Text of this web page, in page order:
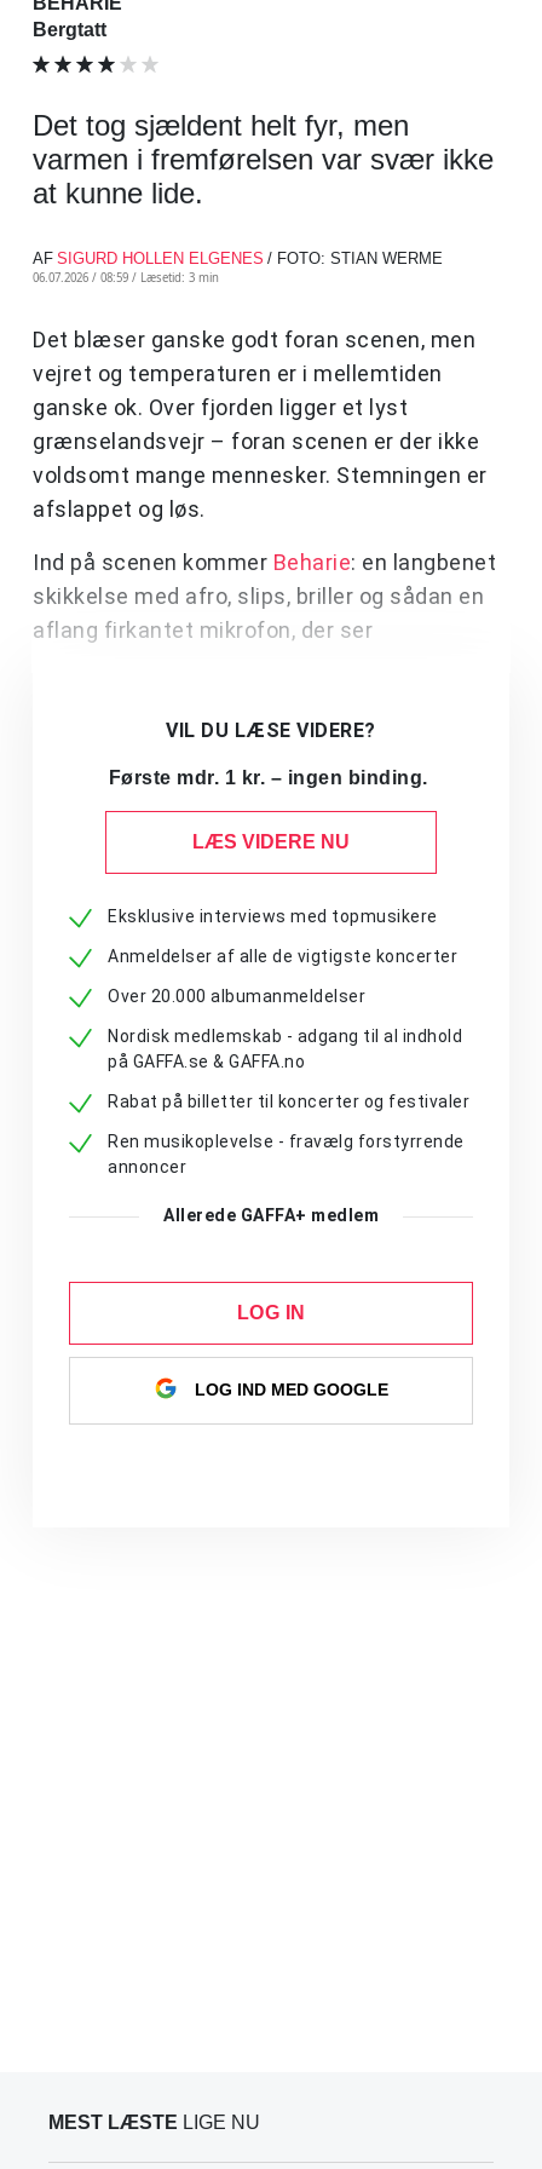
Bergtatt
Det tog sjældent helt fyr, men
varmen i fremførelsen var svær ikke
at kunne lide.
AF SIGURD HOLLEN ELGENES / FOTO: STIAN WERME
06.07.2026 / 08:59 / Læsetid: 3 min
Det blæser ganske godt foran scenen, men
vejret og temperaturen er i mellemtiden
ganske ok. Over fjorden ligger et lyst
grænselandsvejr – foran scenen er der ikke
voldsomt mange mennesker. Stemningen er
afslappet og løs.
Ind på scenen kommer Beharie: en langbenet
skikkelse med afro, slips, briller og sådan en
aflang firkantet mikrofon, der ser
VIL DU LÆSE VIDERE?
Første mdr. 1 kr. – ingen binding.
LÆS VIDERE NU
Eksklusive interviews med topmusikere
Anmeldelser af alle de vigtigste koncerter
Over 20.000 albumanmeldelser
Nordisk medlemskab - adgang til al indhold
på GAFFA.se & GAFFA.no
Rabat på billetter til koncerter og festivaler
Ren musikoplevelse - fravælg forstyrrende
annoncer
Allerede GAFFA+ medlem
LOG IN
LOG IND MED GOOGLE
MEST LÆSTE LIGE NU